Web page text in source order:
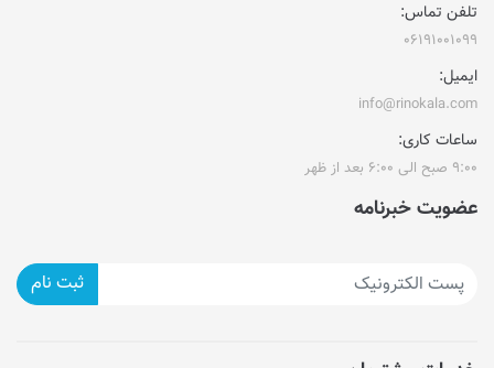
تلفن تماس:
۰۶۱۹۱۰۰۱۰۹۹
ایمیل:
info@rinokala.com
ساعات کاری:
۹:۰۰ صبح الی ۶:۰۰ بعد از ظهر
عضویت خبرنامه
ثبت نام